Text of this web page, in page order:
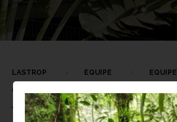
LASTROP EQUIPE EQUIPE
ALUNOS
JÚNIOR